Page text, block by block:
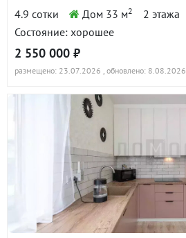
4.9 сотки
Дом 33 м2
2 этажа
Состояние: хорошее
2 550 000 ₽
размещено: 23.07.2026 , обновлено: 8.08.2026